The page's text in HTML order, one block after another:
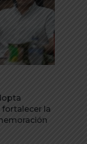
la